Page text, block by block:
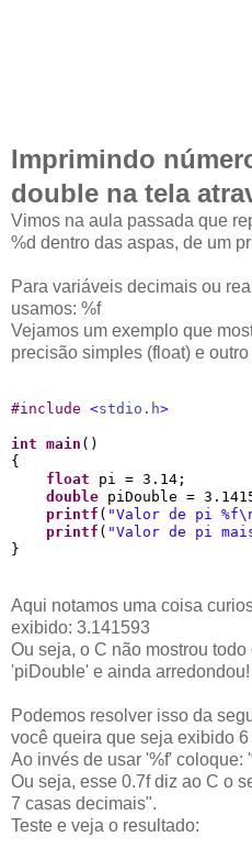
Imprimindo
double na tela
Vimos na aula passada que
%d dentro das aspas, de um
Para variáveis decimais ou
usamos: %f
Vejamos um exemplo que
precisão simples (float) e
#include <stdio.h>
int main ()
{
float pi = 3.14;
double piDouble =
printf ( "Valor de pi %f
printf ( "Valor de pi
Aqui notamos uma coisa
exibido: 3.141593
Ou seja, o C não mostrou
'piDouble' e ainda arredondou!
Podemos resolver isso da
você queira que seja exibido
Ao invés de usar '%f' coloque:
Ou seja, esse 0.7f diz ao C o
7 casas decimais".
Teste e veja o resultado: